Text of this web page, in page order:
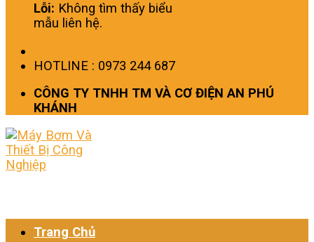
Lỗi: Không tìm thấy biểu
mẫu liên hệ.
HOTLINE : 0973 244 687
CÔNG TY TNHH TM VÀ CƠ ĐIỆN AN PHÚ
KHÁNH
Trang Chủ